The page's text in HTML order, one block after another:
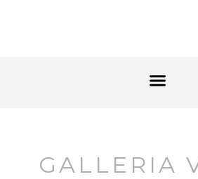
GALLERIA